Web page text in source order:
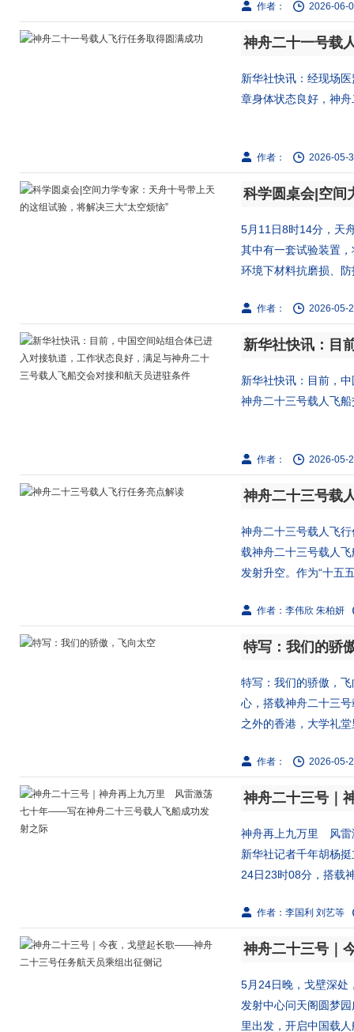
作者： 2026-06-
神舟二十一号载
新华社快讯：经现场
章身体状态良好，神
作者： 2026-05-
5月11日8时14分，天
其中有一套试验装置
环境下材料抗磨损、
作者： 2026-05-
新华社快讯：目前，
神舟二十三号载人飞
作者： 2026-05-
神舟二十三号载
神舟二十三号载人飞
载神舟二十三号载人
发射升空。作为“十五
作者：李伟欣 朱柏妍
特写：我们的骄
特写：我们的骄傲，
心，搭载神舟二十三
之外的香港，大学礼
作者： 2026-05-
神舟再上九万里 风雷
新华社记者千年胡杨
24日23时08分，搭载
作者：李国利 刘艺等
5月24日晚，戈壁深处
发射中心问天阁圆梦
里出发，开启中国载